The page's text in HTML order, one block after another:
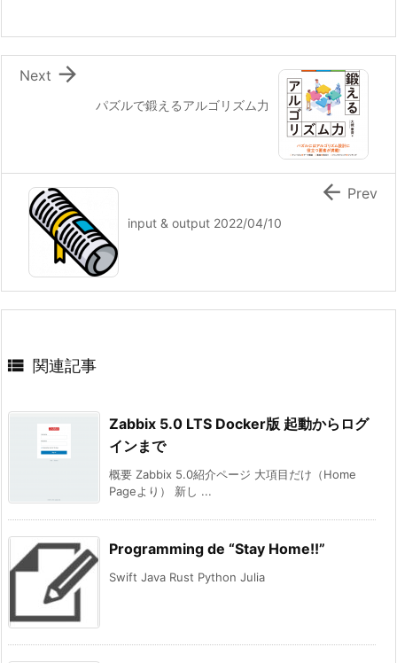
パズルで鍛えるアルゴリズム力

Next
input & output 2022/04/10
 Prev
 関連記事
Zabbix 5.0 LTS Docker版 起動からログ
インまで
概要 Zabbix 5.0紹介ページ 大項目だけ（Home
Pageより） 新し ...
Programming de “Stay Home!!”
Swift Java Rust Python Julia